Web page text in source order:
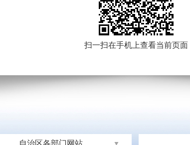
扫一扫在手机上查看当前页面
自治区各部门网站